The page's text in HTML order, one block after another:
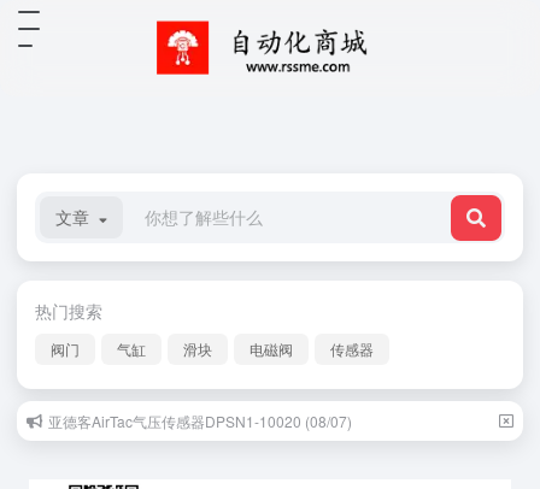
文章
热门搜索
阀门 气缸 滑块 电磁阀 传感器
亚德客AirTac气压传感器DPSN1-10020 (08/07)